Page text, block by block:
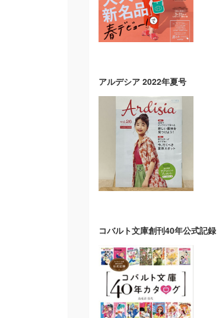
アルデシア 2022年夏号
コバルト文庫創刊40年公式記録